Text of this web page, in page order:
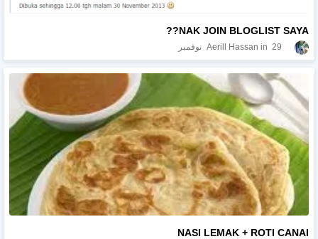
NAK JOIN BLOGLIST SAYA??
Aerill Hassan 29 نوفمبر
NASI LEMAK + ROTI CANAI